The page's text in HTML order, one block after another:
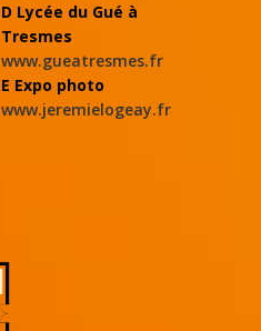
D Lycée du Gué à
Tresmes
www.gueatresmes.fr
E Expo photo
www.jeremielogeay.fr